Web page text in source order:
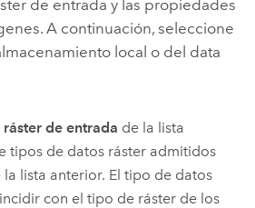
de entrada y las propiedades
A continuación, seleccione
local o del data
de entrada de la lista
tipos de datos ráster admitidos
lista anterior. El tipo de datos
con el tipo de ráster de los